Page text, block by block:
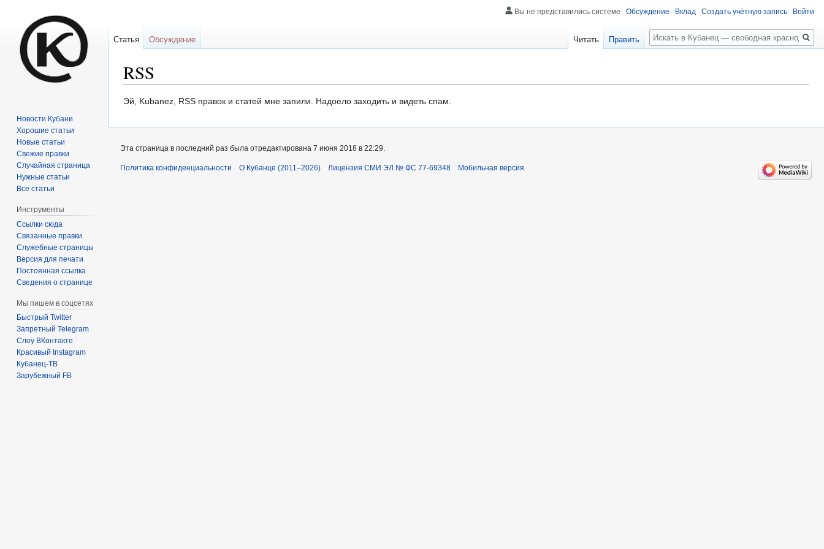
RSS
Перейти
навигации
Перейти
поиску
Эй, Kubanez, RSS правок и статей мне запили. Надоело заходить и видеть спам.
Вы не представились системе Обсуждение Вклад Создать учётную запись Войти
Статья Обсуждение Читать Править
Поиск
Новости Кубани
Хорошие статьи
Новые статьи
Свежие правки
Случайная страница
Нужные статьи
Все статьи
Инструменты
Ссылки сюда
Связанные правки
Служебные страницы
Версия для печати
Постоянная ссылка
Сведения о странице
Мы пишем в соцсетях
Быстрый Twitter
Запретный Telegram
Слоу ВКонтакте
Красивый Instagram
Кубанец-ТВ
Зарубежный FB
Эта страница в последний раз была отредактирована 7 июня 2018 в 22:29.
Политика конфиденциальности О Кубанце (2011–2026) Лицензия СМИ ЭЛ № ФС 77-69348 Мобильная версия